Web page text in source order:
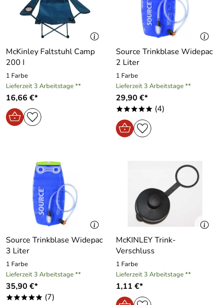
McKinley Faltstuhl Camp
200 I
1 Farbe
Lieferzeit 3 Arbeitstage **
16,66 €*
Source Trinkblase Widepac
2 Liter
1 Farbe
Lieferzeit 3 Arbeitstage **
29,90 €*
***** (4)
Source Trinkblase Widepac
3 Liter
1 Farbe
Lieferzeit 3 Arbeitstage **
35,90 €*
***** (7)
McKINLEY Trink-
Verschluss
1 Farbe
Lieferzeit 3 Arbeitstage **
1,11 €*